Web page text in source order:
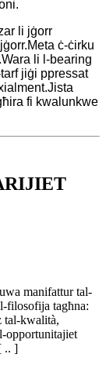
li jġorr
ċ-ċirku
li l-bearing
jiġi ppressat
fi kwalunkwe
manifattur tal-
filosofija tagħna:
tal-kwalità,
opportunitajiet
.. ]